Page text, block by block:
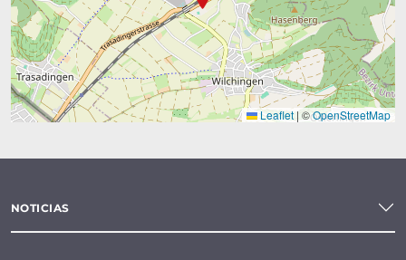
Leaflet|©OpenStreetMap
NOTICIAS